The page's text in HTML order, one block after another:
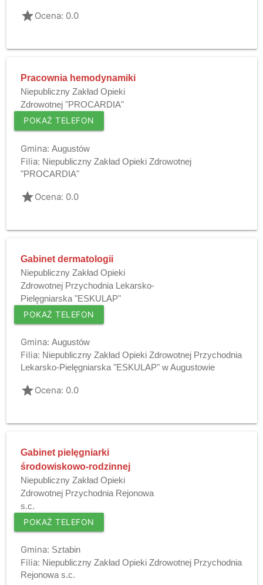
gradeOcena: 0.0
Pracownia hemodynamiki
Niepubliczny Zakład Opieki
Zdrowotnej "PROCARDIA"
POKAŻ TELEFON
Gmina: Augustów
Filia: Niepubliczny Zakład Opieki Zdrowotnej
"PROCARDIA"
gradeOcena: 0.0
Gabinet dermatologii
Niepubliczny Zakład Opieki
Zdrowotnej Przychodnia Lekarsko-
Pielęgniarska "ESKULAP"
POKAŻ TELEFON
Gmina: Augustów
Filia: Niepubliczny Zakład Opieki Zdrowotnej Przychodnia
Lekarsko-Pielęgniarska "ESKULAP" w Augustowie
gradeOcena: 0.0
Gabinet pielęgniarki
środowiskowo-rodzinnej
Niepubliczny Zakład Opieki
Zdrowotnej Przychodnia Rejonowa
s.c.
POKAŻ TELEFON
Gmina: Sztabin
Filia: Niepubliczny Zakład Opieki Zdrowotnej Przychodnia
Rejonowa s.c.